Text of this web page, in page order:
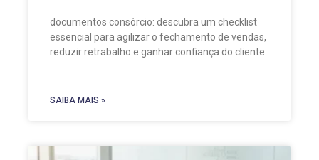
documentos consórcio: descubra um checklist
essencial para agilizar o fechamento de vendas,
reduzir retrabalho e ganhar confiança do cliente.
SAIBA MAIS »